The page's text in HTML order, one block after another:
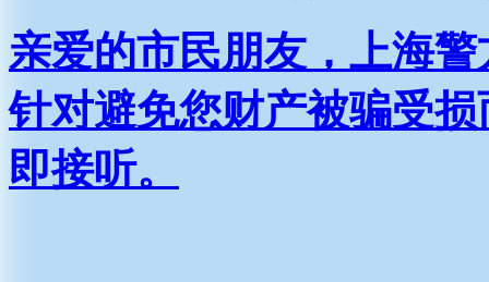
亲爱的市民朋友，上海
针对避免您财产被骗受
即接听。